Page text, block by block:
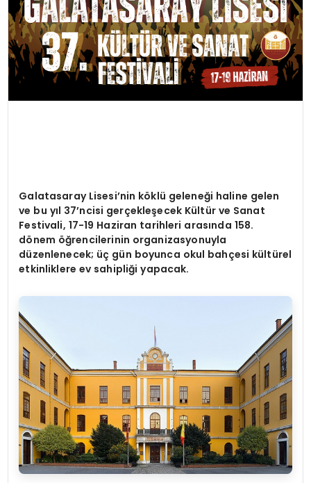
Galatasaray Lisesi’nin köklü geleneği haline gelen
ve bu yıl 37’ncisi gerçekleşecek Kültür ve Sanat
Festivali, 17-19 Haziran tarihleri arasında 158.
dönem öğrencilerinin organizasyonuyla
düzenlenecek; üç gün boyunca okul bahçesi kültürel
etkinliklere ev sahipliği yapacak.